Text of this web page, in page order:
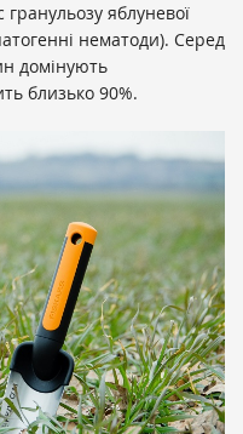
гранульозу яблуневої
нематоди). Серед
домінують
близько 90%.